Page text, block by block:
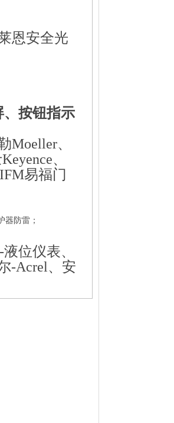
恩安全光
、按钮指示
Moeller、
、
易福门
器防雷；
位仪表、
-Acrel、安